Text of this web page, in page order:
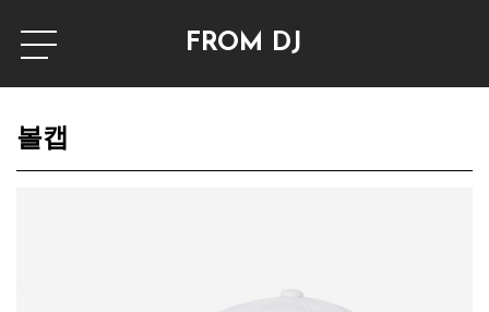
FROM DJ
볼캡